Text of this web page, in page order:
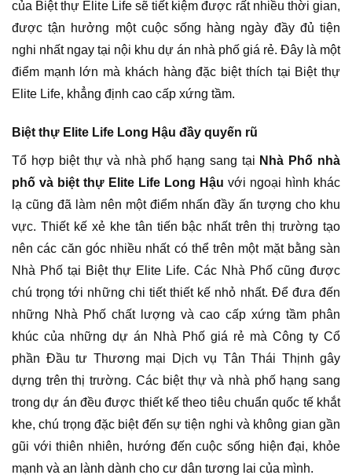
của Biệt thự Elite Life sẽ tiết kiệm được rất nhiều thời gian,
được tận hưởng một cuộc sống hàng ngày đầy đủ tiện
nghi nhất ngay tại nội khu dự án nhà phố giá rẻ. Đây là một
điểm mạnh lớn mà khách hàng đặc biệt thích tại Biệt thự
Elite Life, khẳng định cao cấp xứng tầm.
Biệt thự Elite Life Long Hậu đầy quyến rũ
Tổ hợp biệt thự và nhà phố hạng sang tại Nhà Phố nhà
phố và biệt thự Elite Life Long Hậu với ngoại hình khác
lạ cũng đã làm nên một điểm nhấn đầy ấn tượng cho khu
vực. Thiết kế xẻ khe tân tiến bậc nhất trên thị trường tạo
nên các căn góc nhiều nhất có thể trên một mặt bằng sàn
Nhà Phố tại Biệt thự Elite Life. Các Nhà Phố cũng được
chú trọng tới những chi tiết thiết kế nhỏ nhất. Để đưa đến
những Nhà Phố chất lượng và cao cấp xứng tầm phân
khúc của những dự án Nhà Phố giá rẻ mà Công ty Cổ
phần Đầu tư Thương mại Dịch vụ Tân Thái Thịnh gây
dựng trên thị trường. Các biệt thự và nhà phố hạng sang
trong dự án đều được thiết kế theo tiêu chuẩn quốc tế khắt
khe, chú trọng đặc biệt đến sự tiện nghi và không gian gần
gũi với thiên nhiên, hướng đến cuộc sống hiện đại, khỏe
mạnh và an lành dành cho cư dân tương lai của mình.